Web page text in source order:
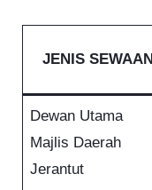
JENIS SEWAAN
Dewan Utama
Majlis Daerah
Jerantut